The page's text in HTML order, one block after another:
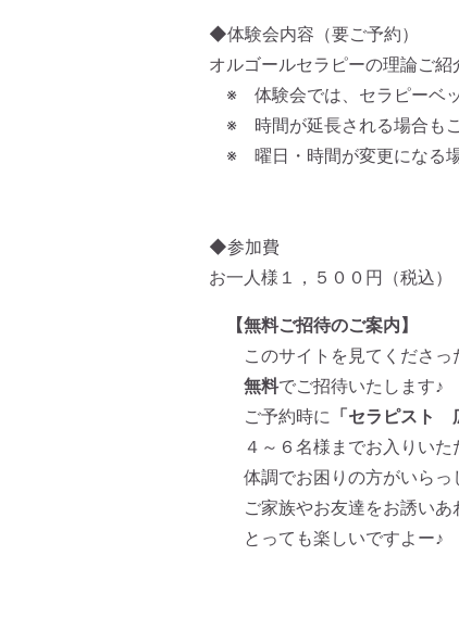
◆体験会内容（要ご予約）
オルゴールセラピーの理論ご紹
※ 体験会では、セラピーベッ
※ 時間が延長される場合もご
※ 曜日・時間が変更になる場
◆参加費
お一人様１，５００円（税込）
【無料ご招待のご案内】
このサイトを見てくださっ
無料でご招待いたします♪
ご予約時に 「セラピスト
４～６名様までお入りいた
体調でお困りの方がいらっ
ご家族やお友達をお誘いあ
とっても楽しいですよー♪